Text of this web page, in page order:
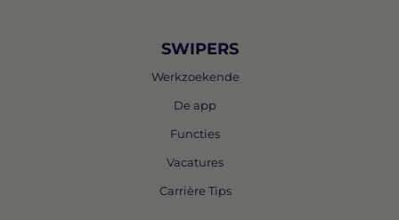
SWIPERS
Werkzoekende
De app
Functies
Vacatures
Carrière Tips